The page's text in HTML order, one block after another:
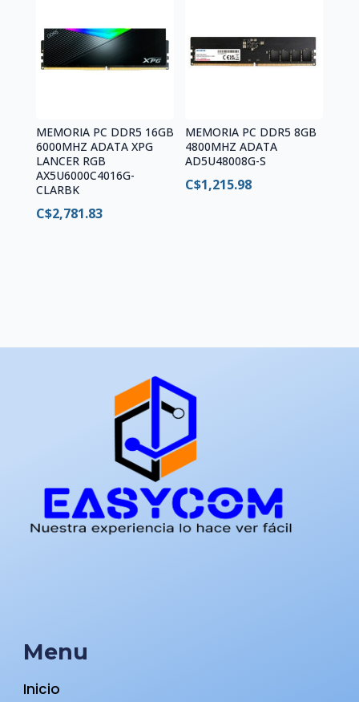
MEMORIA PC DDR5 16GB
6000MHZ ADATA XPG
LANCER RGB
AX5U6000C4016G-
CLARBK
C$2,781.83
MEMORIA PC DDR5 8GB
4800MHZ ADATA
AD5U48008G-S
C$1,215.98
Menu
Inicio